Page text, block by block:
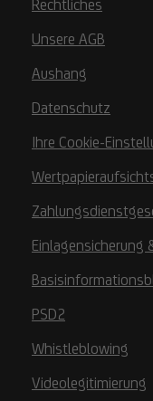
Rechtliches
Unsere AGB
Aushang
Datenschutz
Ihre Cookie-
Einlagensicherung
PSD2
Whistleblowing
Videolegitimierung